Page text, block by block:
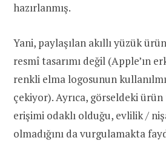
hazırlanmış.
Yani, paylaşılan akıllı yüzük
resmî tasarımı değil (Apple’ın
renkli elma logosunun
çekiyor). Ayrıca, görseldeki ürün
erişimi odaklı olduğu, evlilik /
olmadığını da vurgulamakta